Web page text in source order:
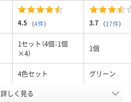
4.5 （4件） 3.7 （17件）
1セット（4個：1個
×4）
1個
4色セット グリーン
P727935 3442801
詳しく見る